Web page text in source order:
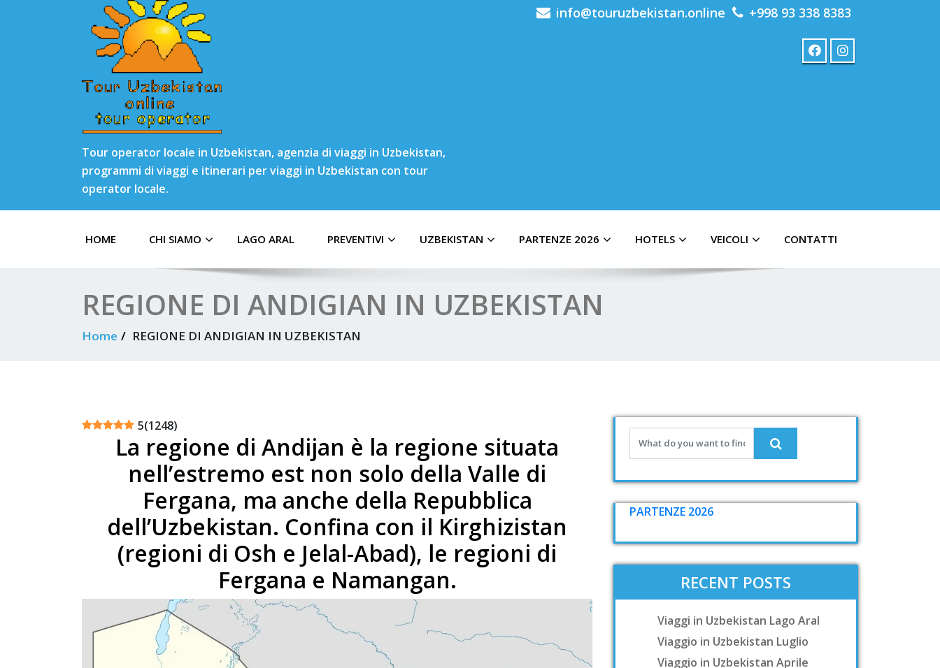
Tour operator locale in Uzbekistan, agenzia di viaggi in Uzbekistan,
programmi di viaggi e itinerari per viaggi in Uzbekistan con tour
operator locale.
info@touruzbekistan.online +998 93 338 8383
HOME CHI SIAMO LAGO ARAL PREVENTIVI UZBEKISTAN PARTENZE 2026 HOTELS VEICOLI CONTATTI
REGIONE DI ANDIGIAN IN UZBEKISTAN
Home REGIONE DI ANDIGIAN IN UZBEKISTAN
5(1248)
La regione di Andijan è la regione situata
nell’estremo est non solo della Valle di
Fergana, ma anche della Repubblica
dell’Uzbekistan. Confina con il Kirghizistan
(regioni di Osh e Jelal-Abad), le regioni di
Fergana e Namangan.
PARTENZE 2026
RECENT POSTS
Viaggi in Uzbekistan Lago Aral
Viaggio in Uzbekistan Luglio
Viaggio in Uzbekistan Aprile